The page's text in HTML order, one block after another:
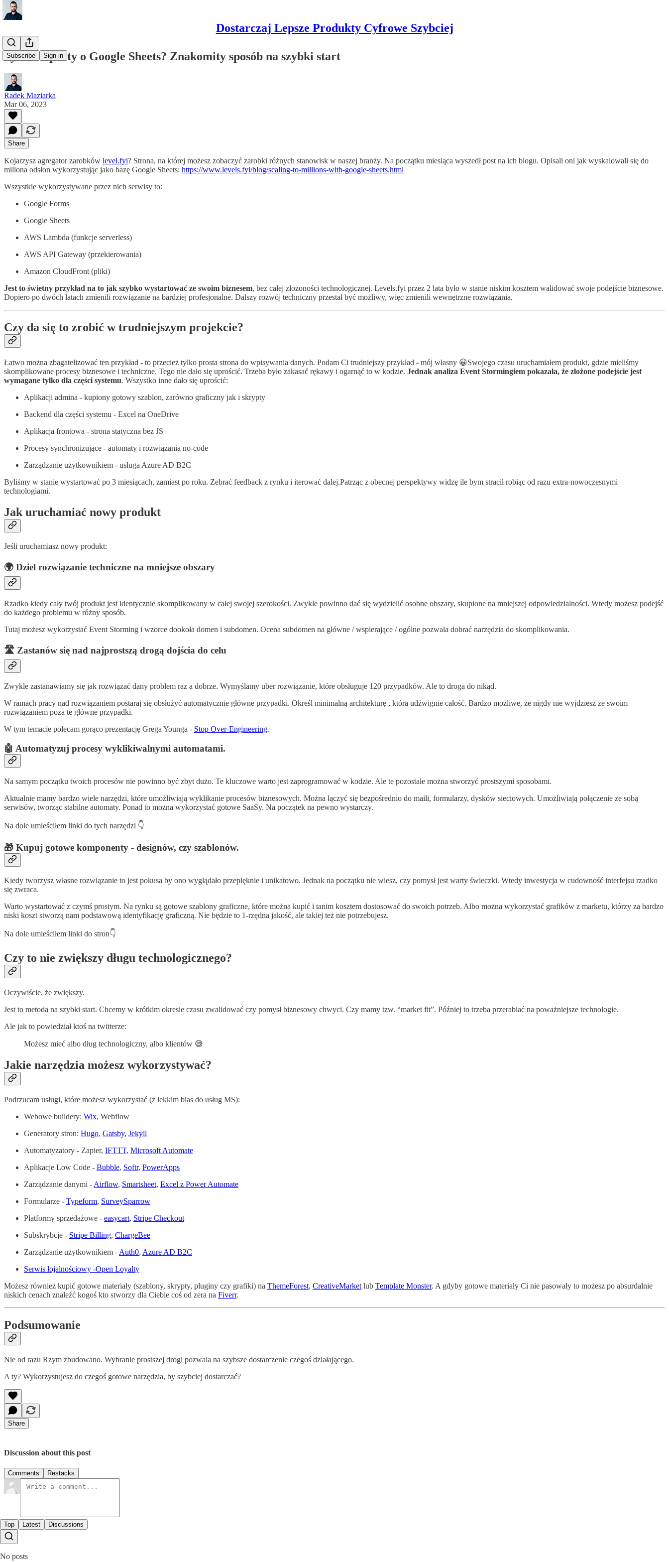
Dostarczaj Lepsze Produkty Cyfrowe Szybciej
Subscribe Sign in
System oparty o Google Sheets? Znakomity sposób na szybki start
Radek Maziarka
Mar 06, 2023
Share
Kojarzysz agregator zarobków level.fyi? Strona, na której możesz zobaczyć zarobki różnych stanowisk w naszej branży. Na początku miesiąca wyszedł post na ich blogu. Opisali oni jak wyskalowali się do
miliona odsłon wykorzystując jako bazę Google Sheets: https://www.levels.fyi/blog/scaling-to-millions-with-google-sheets.html
Wszystkie wykorzystywane przez nich serwisy to:
Google Forms
Google Sheets
AWS Lambda (funkcje serverless)
AWS API Gateway (przekierowania)
Amazon CloudFront (pliki)
Jest to świetny przykład na to jak szybko wystartować ze swoim biznesem, bez całej złożoności technologicznej. Levels.fyi przez 2 lata było w stanie niskim kosztem walidować swoje podejście biznesowe.
Dopiero po dwóch latach zmienili rozwiązanie na bardziej profesjonalne. Dalszy rozwój techniczny przestał być możliwy, więc zmienili wewnętrzne rozwiązania.
Czy da się to zrobić w trudniejszym projekcie?
Łatwo można zbagatelizować ten przykład - to przecież tylko prosta strona do wpisywania danych. Podam Ci trudniejszy przykład - mój własny 😀Swojego czasu uruchamiałem produkt, gdzie mieliśmy
skomplikowane procesy biznesowe i techniczne. Tego nie dało się uprościć. Trzeba było zakasać rękawy i ogarnąć to w kodzie. Jednak analiza Event Stormingiem pokazała, że złożone podejście jest
wymagane tylko dla części systemu. Wszystko inne dało się uprościć:
Aplikacji admina - kupiony gotowy szablon, zarówno graficzny jak i skrypty
Backend dla części systemu - Excel na OneDrive
Aplikacja frontowa - strona statyczna bez JS
Procesy synchronizujące - automaty i rozwiązania no-code
Zarządzanie użytkownikiem - usługa Azure AD B2C
Byliśmy w stanie wystartować po 3 miesiącach, zamiast po roku. Zebrać feedback z rynku i iterować dalej.Patrząc z obecnej perspektywy widzę ile bym stracił robiąc od razu extra-nowoczesnymi
technologiami.
Jak uruchamiać nowy produkt
Jeśli uruchamiasz nowy produkt:
🌍 Dziel rozwiązanie techniczne na mniejsze obszary
Rzadko kiedy cały twój produkt jest identycznie skomplikowany w całej swojej szerokości. Zwykle powinno dać się wydzielić osobne obszary, skupione na mniejszej odpowiedzialności. Wtedy możesz podejść
do każdego problemu w różny sposób.
Tutaj możesz wykorzystać Event Storming i wzorce dookoła domen i subdomen. Ocena subdomen na główne / wspierające / ogólne pozwala dobrać narzędzia do skomplikowania.
🛣️ Zastanów się nad najprostszą drogą dojścia do celu
Zwykle zastanawiamy się jak rozwiązać dany problem raz a dobrze. Wymyślamy uber rozwiązanie, które obsługuje 120 przypadków. Ale to droga do nikąd.
W ramach pracy nad rozwiązaniem postaraj się obsłużyć automatycznie główne przypadki. Określ minimalną architekturę , która udźwignie całość. Bardzo możliwe, że nigdy nie wyjdziesz ze swoim
rozwiązaniem poza te główne przypadki.
W tym temacie polecam gorąco prezentację Grega Younga - Stop Over-Engineering.
🤖 Automatyzuj procesy wyklikiwalnymi automatami.
Na samym początku twoich procesów nie powinno być zbyt dużo. Te kluczowe warto jest zaprogramować w kodzie. Ale te pozostałe można stworzyć prostszymi sposobami.
Aktualnie mamy bardzo wiele narzędzi, które umożliwiają wyklikanie procesów biznesowych. Można łączyć się bezpośrednio do maili, formularzy, dysków sieciowych. Umożliwiają połączenie ze sobą
serwisów, tworząc stabilne automaty. Ponad to można wykorzystać gotowe SaaSy. Na początek na pewno wystarczy.
Na dole umieściłem linki do tych narzędzi 👇
🎁 Kupuj gotowe komponenty - designów, czy szablonów.
Kiedy tworzysz własne rozwiązanie to jest pokusa by ono wyglądało przepięknie i unikatowo. Jednak na początku nie wiesz, czy pomysł jest warty świeczki. Wtedy inwestycja w cudowność interfejsu rzadko
się zwraca.
Warto wystartować z czymś prostym. Na rynku są gotowe szablony graficzne, które można kupić i tanim kosztem dostosować do swoich potrzeb. Albo można wykorzystać grafików z marketu, którzy za bardzo
niski koszt stworzą nam podstawową identyfikację graficzną. Nie będzie to 1-rzędna jakość, ale takiej też nie potrzebujesz.
Na dole umieściłem linki do stron👇
Czy to nie zwiększy długu technologicznego?
Oczywiście, że zwiększy.
Jest to metoda na szybki start. Chcemy w krótkim okresie czasu zwalidować czy pomysł biznesowy chwyci. Czy mamy tzw. “market fit”. Później to trzeba przerabiać na poważniejsze technologie.
Ale jak to powiedział ktoś na twitterze:
Możesz mieć albo dług technologiczny, albo klientów 😅
Jakie narzędzia możesz wykorzystywać?
Podrzucam usługi, które możesz wykorzystać (z lekkim bias do usług MS):
Webowe buildery: Wix, Webflow
Generatory stron: Hugo, Gatsby, Jekyll
Automatyzatory - Zapier, IFTTT, Microsoft Automate
Aplikacje Low Code - Bubble, Softr, PowerApps
Zarządzanie danymi - Airflow, Smartsheet, Excel z Power Automate
Formularze - Typeform, SurveySparrow
Platformy sprzedażowe - easycart, Stripe Checkout
Subskrybcje - Stripe Billing, ChargeBee
Zarządzanie użytkownikiem - Auth0, Azure AD B2C
Serwis lojalnościowy -Open Loyalty
Możesz również kupić gotowe materiały (szablony, skrypty, pluginy czy grafiki) na ThemeForest, CreativeMarket lub Template Monster. A gdyby gotowe materiały Ci nie pasowały to możesz po absurdalnie
niskich cenach znaleźć kogoś kto stworzy dla Ciebie coś od zera na Fiverr.
Podsumowanie
Nie od razu Rzym zbudowano. Wybranie prostszej drogi pozwala na szybsze dostarczenie czegoś działającego.
A ty? Wykorzystujesz do czegoś gotowe narzędzia, by szybciej dostarczać?
Share
Discussion about this post
Comments Restacks
Top Latest Discussions
No posts